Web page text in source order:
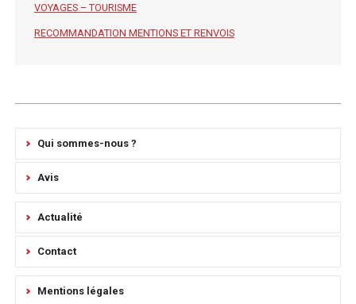
VOYAGES – TOURISME
RECOMMANDATION MENTIONS ET RENVOIS
Qui sommes-nous ?
Avis
Actualité
Contact
Mentions légales